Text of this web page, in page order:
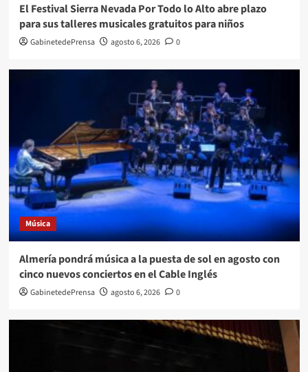
El Festival Sierra Nevada Por Todo lo Alto abre plazo
para sus talleres musicales gratuitos para niños
GabinetedePrensa agosto 6, 2026 0
Música
Almería pondrá música a la puesta de sol en agosto con
cinco nuevos conciertos en el Cable Inglés
GabinetedePrensa agosto 6, 2026 0